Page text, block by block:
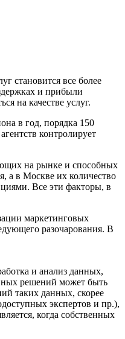
становится все более
и прибыли
на качестве услуг.
в год, порядка 150
контролирует
на рынке и способных
а в Москве их количество
Все эти факторы, в
маркетинговых
разочарования. В
и анализ данных,
решений может быть
таких данных, скорее
экспертов и пр.),
когда собственных